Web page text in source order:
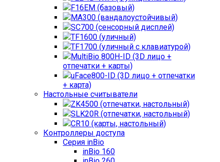
F16EM (базовый)
MA300 (вандалоустойчивый)
SC700 (сенсорный дисплей)
TF1600 (уличный)
TF1700 (уличный с клавиатурой)
MultiBio 800H-ID (3D лицо +
отпечатки + карты)
uFace800-ID (3D лицо + отпечатки
+ карта)
Настольные считыватели
ZK4500 (отпечатки, настольный)
SLK20R (отпечатки, настольный)
CR10 (карты, настольный)
Контроллеры доступа
Серия inBio
inBio 160